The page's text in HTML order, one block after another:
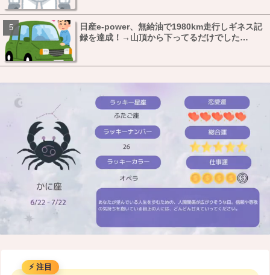
日産e-power、無給油で1980km走行しギネス記
録を達成！→山頂から下ってるだけでした…
M